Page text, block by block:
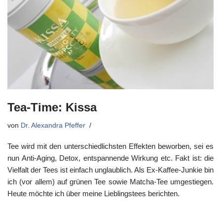
Tea-Time: Kissa
von Dr. Alexandra Pfeffer
Tee wird mit den unterschiedlichsten Effekten beworben, sei es
nun Anti-Aging, Detox, entspannende Wirkung etc. Fakt ist: die
Vielfalt der Tees ist einfach unglaublich. Als Ex-Kaffee-Junkie bin
ich (vor allem) auf grünen Tee sowie Matcha-Tee umgestiegen.
Heute möchte ich über meine Lieblingstees berichten.